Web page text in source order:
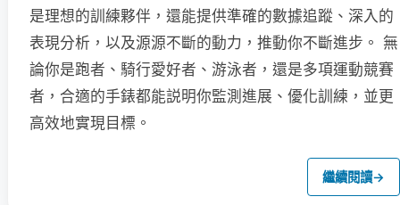
是理想的訓練夥伴，還能提供準確的數據追蹤、深入的
表現分析，以及源源不斷的動力，推動你不斷進步。 無
論你是跑者、騎行愛好者、游泳者，還是多項運動競賽
者，合適的手錶都能説明你監測進展、優化訓練，並更
高效地實現目標。
繼續閱讀→